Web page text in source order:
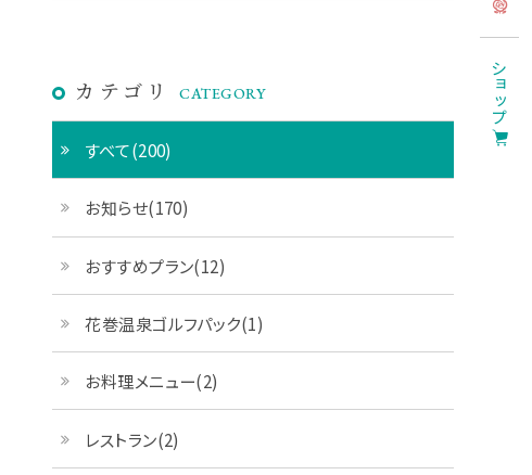
ショップ
カテゴリ CATEGORY
すべて(200)
お知らせ(170)
おすすめプラン(12)
花巻温泉ゴルフパック(1)
お料理メニュー(2)
レストラン(2)